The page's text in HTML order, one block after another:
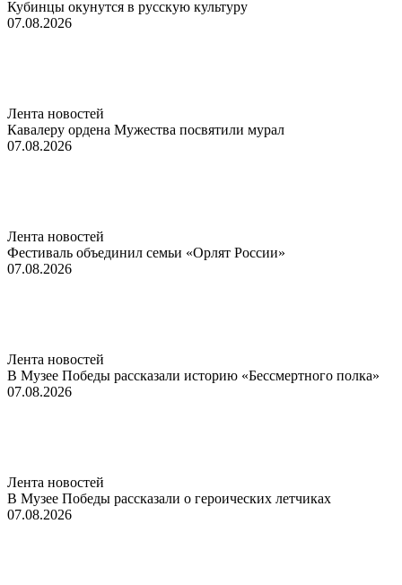
Кубинцы окунутся в русскую культуру
07.08.2026
Лента новостей
Кавалеру ордена Мужества посвятили мурал
07.08.2026
Лента новостей
Фестиваль объединил семьи «Орлят России»
07.08.2026
Лента новостей
В Музее Победы рассказали историю «Бессмертного полка»
07.08.2026
Лента новостей
В Музее Победы рассказали о героических летчиках
07.08.2026